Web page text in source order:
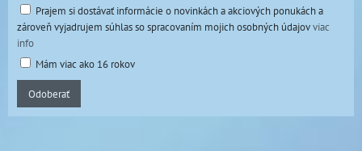
Prajem si dostávať informácie o novinkách a akciových ponukách a
zároveň vyjadrujem súhlas so spracovaním mojich osobných údajovviac
info
Mám viac ako 16 rokov
Odoberať